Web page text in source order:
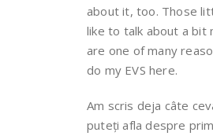
about it, too. Those
like to talk about a bit
are one of many
do my EVS here.
Am scris deja câte
puteți afla despre